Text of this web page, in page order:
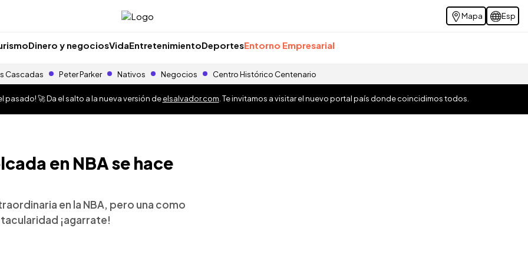
Mapa Esp
Dinero y negociosVidaEntretenimientoDeportesEntorno Empresarial
Cascadas Peter Parker Nativos Negocios Centro Histórico Centenario
pasado! 🚀 Da el salto a la nueva versión deelsalvador.com . Te invitamos a visitar el nuevo portal país donde coincidimos todos.
en NBA se hace
en la NBA, pero una como
¡agarrate!